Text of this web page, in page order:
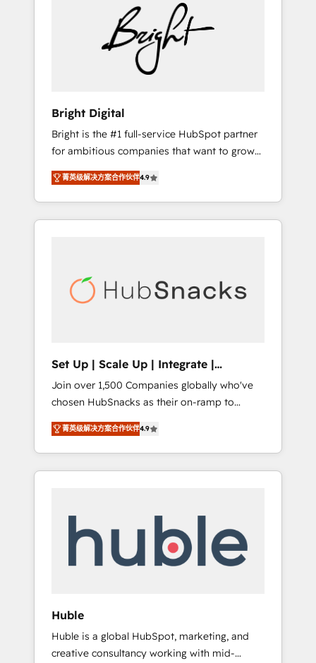
Impact Award 🏆2022 Technical Expertise
Impact Award 🏆2022 Platform Migration
Excellence Impact Award 🏆2020 Elite
Solutions Partner 🏆2019 Integrations
Website Design HubSpot Impact Award 🏆
2017 Website Design HubSpot Impact Award
🏆2016 Growth-Driven Design Agency of the
Year 🏆2016 Sales Enablement HubSpot
Impact Award 🏆2015 Growth-Driven Design
Agency of the Year 🏆2015 Became the 5th
Agency to reach Diamond 🏆2014 HubSpot
Became a HubSpot Partner 📆Founded in
Bright Digital
Bright is the #1 full-service HubSpot partner
for ambitious companies that want to grow
smarter. From HubSpot onboarding, to
training, from developing a new website to
lead generation and digital marketing; we do
it all (and with great results)! In short, our
modules, integrations - Marketing & sales
solutions: digital marketing, advertising,
people, exciting ideas and can-do mentality,
we ensure revenue growth on a daily basis.
So tell us your challenge; our passionate and
growth driven team of 100+ experts is ready
for you! Driving digital growth |
www.brightdigital.com
菁英级解决方案合作伙伴4.9
Set Up | Scale Up | Integrate |
HubSnacks FlexPlan
Join over 1,500 Companies globally who've
chosen HubSnacks as their on-ramp to
HubSpot since 2014 Simple pay-as-you-go
plans that accelerate value... 1️⃣ Set Up |
Onboarding New or Check-fixing existing
HubSpot portals 2️⃣ Scale Up | 100% HubSpot
API Integration project... ⬅️ Click "Contact
Business" ⬅️ to access 150+ Kickstart
Paypal 💰 Sage or Netsuite 🤖 Google or
Microsoft ✍️ DocuSign or PandaDoc 🌐
Avalara or Quaderno HubSnacks holds the
菁英级解决方案合作伙伴4.9
Huble
Huble is a global HubSpot, marketing, and
creative consultancy working with mid-